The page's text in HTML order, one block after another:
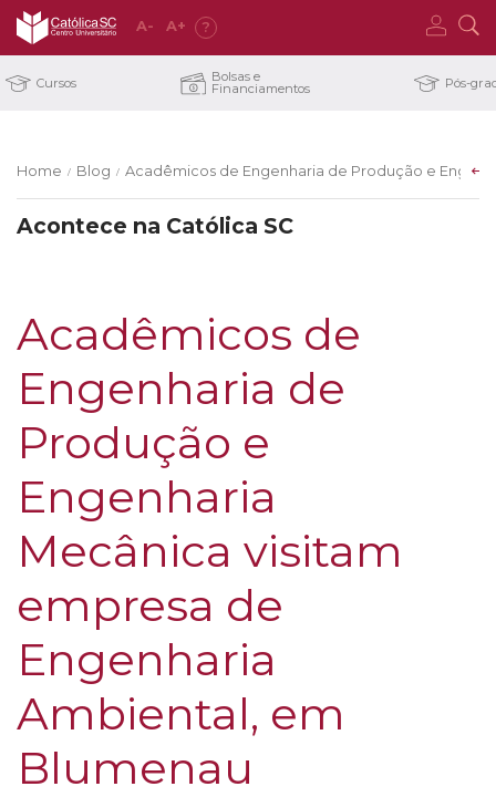
A- A+ ?
Cursos Bolsas e
Financiamentos Pós-
Home / Blog / Acadêmicos de Engenharia de Produção e
Acontece na Católica SC
Acadêmicos de
Engenharia de
Produção e
Engenharia
Mecânica visitam
empresa de
Engenharia
Ambiental, em
Blumenau